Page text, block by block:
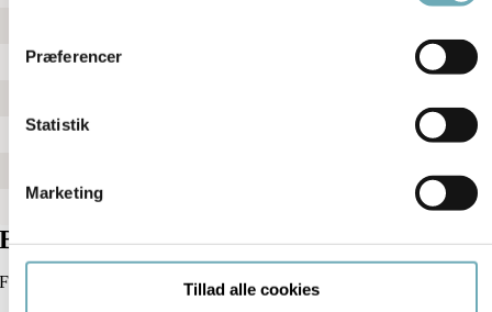
Præferencer
Statistik
Marketing
Tillad alle cookies
BBR m2
Altan m2
Indflytningsdato
Bestil en fremvisning
For mere information og en personlig fremvisning kontakt xxx